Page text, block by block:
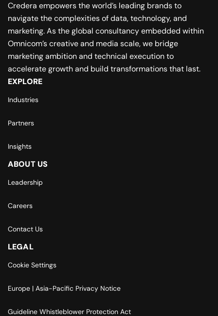
Credera empowers the world’s leading brands to
navigate the complexities of data, technology, and
marketing. As the global consultancy embedded within
Omnicom’s creative and media scale, we bridge
marketing ambition and technical execution to
accelerate growth and build transformations that last.
EXPLORE
Industries
Partners
Insights
ABOUT US
Leadership
Careers
Contact Us
LEGAL
Cookie Settings
Europe | Asia-Pacific Privacy Notice
Guideline Whistleblower Protection Act